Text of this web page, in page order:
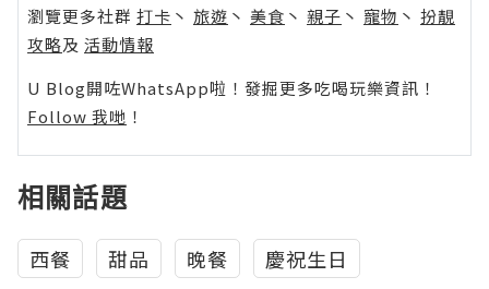
瀏覽更多社群 打卡 丶 旅遊 丶 美食 丶 親子 丶 寵物 丶 扮靚
攻略及 活動情報
U Blog開咗WhatsApp啦！發掘更多吃喝玩樂資訊！
Follow 我哋 ！
相關話題
西餐 甜品 晚餐
慶祝生日